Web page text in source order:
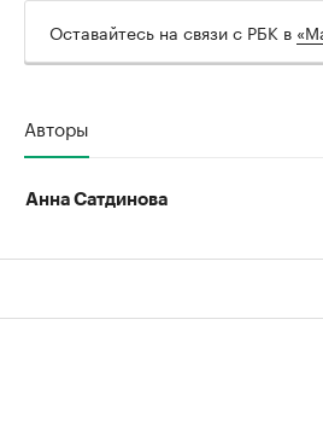
Оставайтесь на связи с РБК в
Авторы
Анна Сатдинова